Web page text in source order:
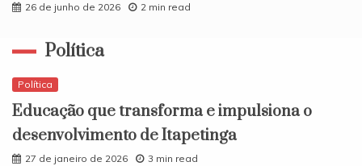
26 de junho de 2026 2 min read
Política
Política
Educação que transforma e impulsiona o
desenvolvimento de Itapetinga
27 de janeiro de 2026 3 min read